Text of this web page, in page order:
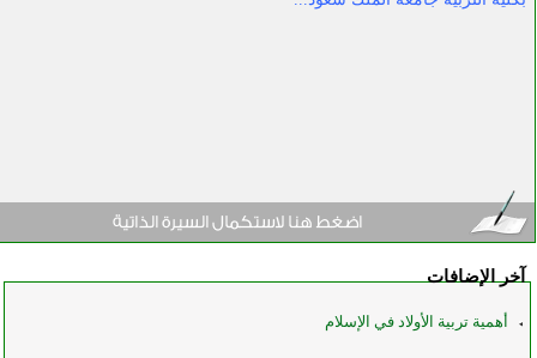
آخر الإضافات
أهمية تربية الأولاد في الإسلام